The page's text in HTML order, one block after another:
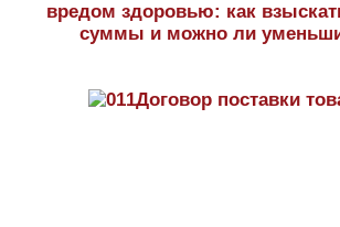
вредом здоровью: как
суммы и можно ли
Договор поставки